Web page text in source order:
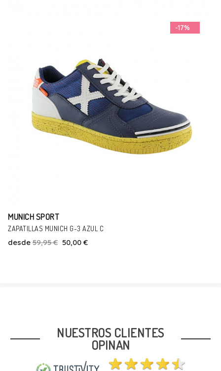
-16%
MUNICH SPORT
ZAPATILLAS MUNICH SPORT BREACK NEGRO
desde 69,99 € 59,00 €
NUESTROS CLIENTES
OPINAN